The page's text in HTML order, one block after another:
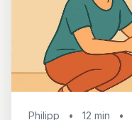
Philipp • 12 min •